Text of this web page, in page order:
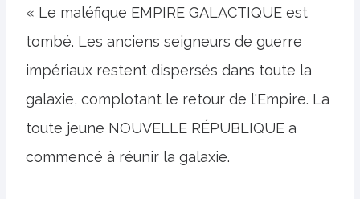
« Le maléfique EMPIRE GALACTIQUE est
tombé. Les anciens seigneurs de guerre
impériaux restent dispersés dans toute la
galaxie, complotant le retour de l'Empire. La
toute jeune NOUVELLE RÉPUBLIQUE a
commencé à réunir la galaxie.